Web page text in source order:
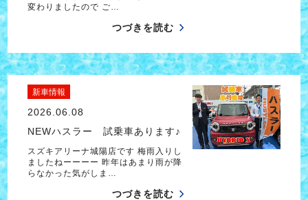
変わりましたので ご…
つづきを読む
新車情報
2026.06.08
NEWハスラー 試乗車あります♪
スズキアリーナ城陽店です 梅雨入りし
ましたねーーーー 昨年はあまり雨が降
らなかった気がしま…
つづきを読む